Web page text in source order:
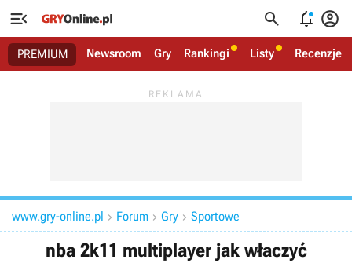
   
PREMIUM Newsroom Gry Rankingi Listy Recenzje
www.gry-online.pl  Forum  Gry  Sportowe
nba 2k11 multiplayer jak właczyć